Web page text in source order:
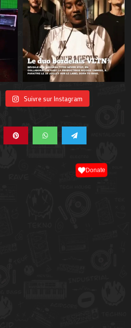
Suivre sur Instagram
Donate